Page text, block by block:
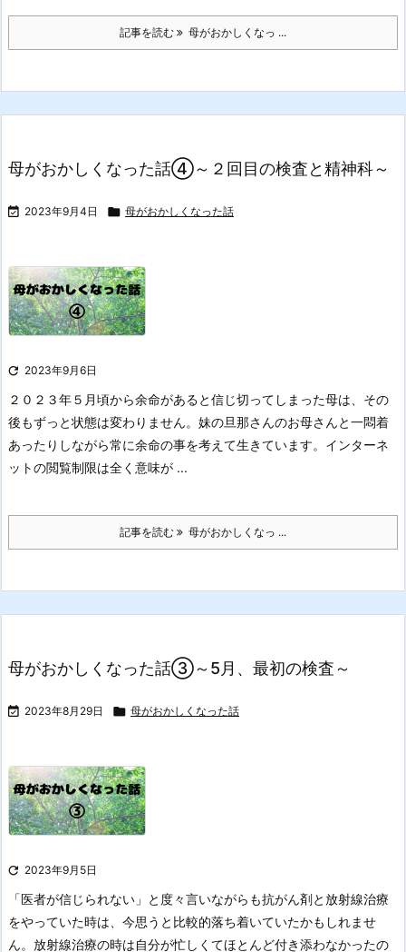
記事を読む 母がおかしくなっ ...
母がおかしくなった話④～２回目の検査と精神科～
 2023年9月4日  母がおかしくなった話
 2023年9月6日
２０２３年５月頃から余命があると信じ切ってしまった母は、その
後もずっと状態は変わりません。 妹の旦那さんのお母さんと一悶着
あったりしながら常に余命の事を考えて生きています。 インターネ
ットの閲覧制限は全く意味が ...
記事を読む 母がおかしくなっ ...
母がおかしくなった話③～5月、最初の検査～
 2023年8月29日  母がおかしくなった話
 2023年9月5日
「医者が信じられない」と度々言いながらも抗がん剤と放射線治療
をやっていた時は、今思うと比較的落ち着いていたかもしれませ
ん。 放射線治療の時は自分が忙しくてほとんど付き添わなかったの